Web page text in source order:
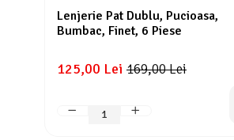
Lenjerie Pat Dublu, Pucioasa,
Bumbac, Finet, 6 Piese
169,00 Lei
125,00 Lei